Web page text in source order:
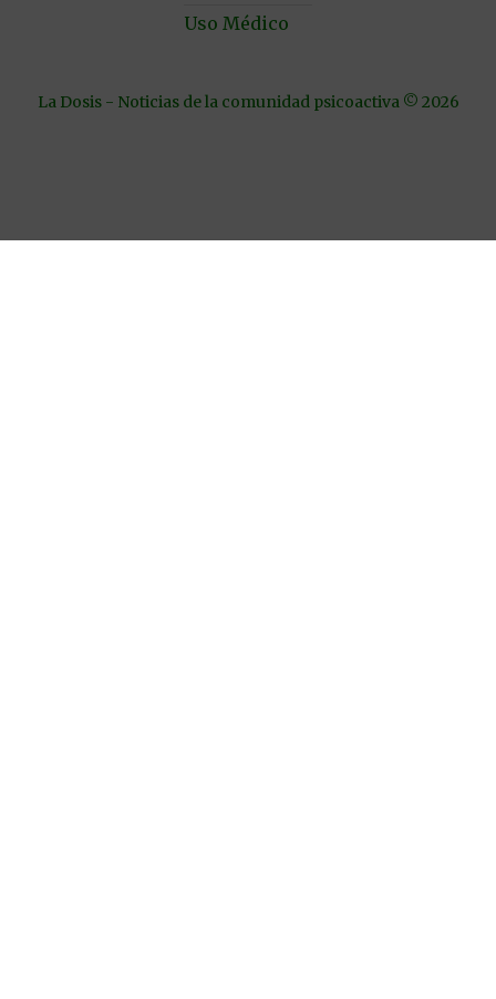
Uso Médico
La Dosis - Noticias de la comunidad psicoactiva © 2026